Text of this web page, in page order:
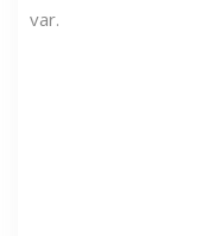
var.